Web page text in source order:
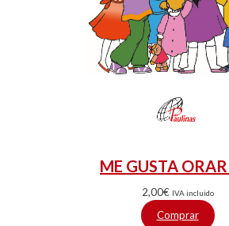
ME GUSTA
2,00€ IVA incluido
Comprar